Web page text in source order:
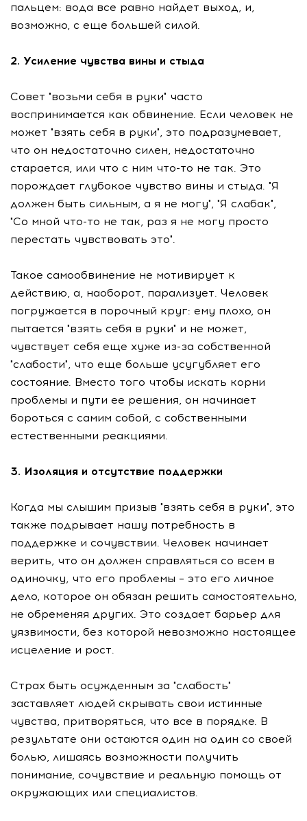
пальцем: вода все равно найдет выход, и,
возможно, с еще большей силой.
2. Усиление чувства вины и стыда
Совет "возьми себя в руки" часто
воспринимается как обвинение. Если человек не
может "взять себя в руки", это подразумевает,
что он недостаточно силен, недостаточно
старается, или что с ним что-то не так. Это
порождает глубокое чувство вины и стыда. "Я
должен быть сильным, а я не могу", "Я слабак",
"Со мной что-то не так, раз я не могу просто
перестать чувствовать это".
Такое самообвинение не мотивирует к
действию, а, наоборот, парализует. Человек
погружается в порочный круг: ему плохо, он
пытается "взять себя в руки" и не может,
чувствует себя еще хуже из-за собственной
"слабости", что еще больше усугубляет его
состояние. Вместо того чтобы искать корни
проблемы и пути ее решения, он начинает
бороться с самим собой, с собственными
естественными реакциями.
3. Изоляция и отсутствие поддержки
Когда мы слышим призыв "взять себя в руки", это
также подрывает нашу потребность в
поддержке и сочувствии. Человек начинает
верить, что он должен справляться со всем в
одиночку, что его проблемы – это его личное
дело, которое он обязан решить самостоятельно,
не обременяя других. Это создает барьер для
уязвимости, без которой невозможно настоящее
исцеление и рост.
Страх быть осужденным за "слабость"
заставляет людей скрывать свои истинные
чувства, притворяться, что все в порядке. В
результате они остаются один на один со своей
болью, лишаясь возможности получить
понимание, сочувствие и реальную помощь от
окружающих или специалистов.